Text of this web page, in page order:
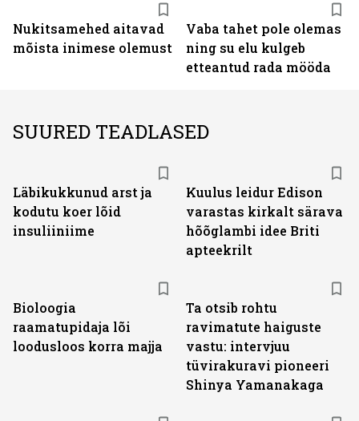
Nukitsamehed aitavad
mõista inimese olemust
Vaba tahet pole olemas
ning su elu kulgeb
etteantud rada mööda
SUURED TEADLASED
Läbikukkunud arst ja
kodutu koer lõid
insuliiniime
Kuulus leidur Edison
varastas kirkalt särava
hõõglambi idee Briti
apteekrilt
Bioloogia
raamatupidaja lõi
loodusloos korra majja
Ta otsib rohtu
ravimatute haiguste
vastu: intervjuu
tüvirakuravi pioneeri
Shinya Yamanakaga